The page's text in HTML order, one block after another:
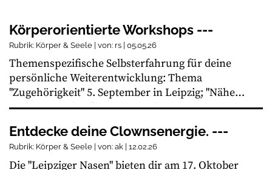
Körperorientierte Workshops ---
Rubrik: Körper & Seele | von: rs | 05.05.26
Themenspezifische Selbsterfahrung für deine
persönliche Weiterentwicklung: Thema
"Zugehörigkeit" 5. September in Leipzig; "Nähe
und Bezogenheit" 6.-8. November in Wurzen. Bei
Psych. Regina Stawowy; Tel. 0163 6704209
Entdecke deine Clownsenergie. ---
Rubrik: Körper & Seele | von: ak | 12.02.26
Die "Leipziger Nasen" bieten dir am 17. Oktober